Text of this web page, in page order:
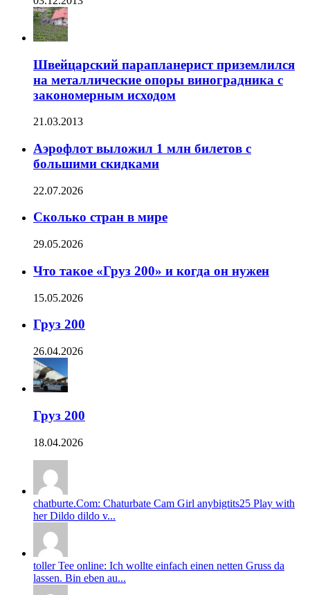
Швейцарский парапланерист приземлился
на металлические опоры виноградника с
закономерным исходом
21.03.2013
Аэрофлот выложил 1 млн билетов с
большими скидками
22.07.2026
Сколько стран в мире
29.05.2026
Что такое «Груз 200» и когда он нужен
15.05.2026
Груз 200
26.04.2026
Груз 200
18.04.2026
chatburte.Com: Chaturbate Cam Girl anybigtits25 Play with
her Dildo dildo v...
toller Tee online: Ich wollte einfach einen netten Gruss da
lassen. Bin eben au...